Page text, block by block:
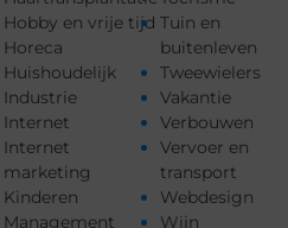
Hobby en vrije tijd
Horeca
Huishoudelijk
Industrie
Internet
Internet
marketing
Kinderen
Management
Tuin en
buitenleven
Tweewielers
Vakantie
Verbouwen
Vervoer en
transport
Webdesign
Wijn